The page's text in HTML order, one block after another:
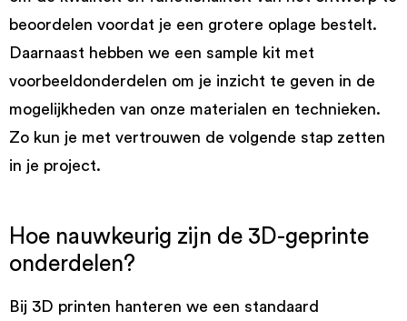
beoordelen voordat je een grotere oplage bestelt.
Daarnaast hebben we een sample kit met
voorbeeldonderdelen om je inzicht te geven in de
mogelijkheden van onze materialen en technieken.
Zo kun je met vertrouwen de volgende stap zetten
in je project.
Hoe nauwkeurig zijn de 3D-geprinte
onderdelen?
Bij 3D printen hanteren we een standaard